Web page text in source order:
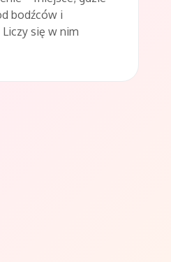
bodźców i
Liczy się w nim